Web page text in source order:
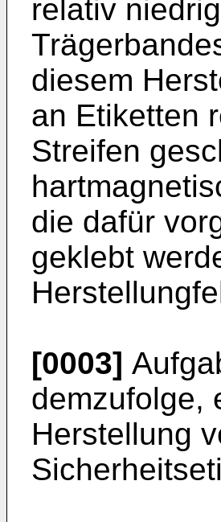
relativ
diesem
an Etiketten
Streifen
die dafür
geklebt
[0003]
demzufolge,
Herstellung